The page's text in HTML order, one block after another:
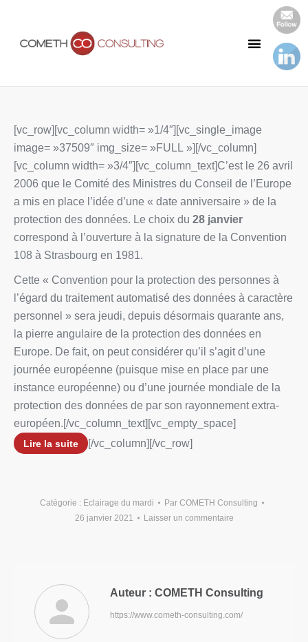
[vc_row][vc_column width= »1/4″][vc_single_image
image= »37509″ img_size= »FULL »][/vc_column]
[vc_column width= »3/4″][vc_column_text]C’est le 26 avril
2006 que le Comité des Ministres du Conseil de l’Europe
a mis en place l’idée d’une « date anniversaire » de la
protection des données. Le choix du 28 janvier
correspond à l’ouverture à la signature de la Convention
108 à Strasbourg en 1981.
Cette « Convention pour la protection des personnes à
l’égard du traitement automatisé des données à caractère
personnel » sera jeudi, depuis désormais quarante ans,
la pierre angulaire de la protection des données en
Europe. De fait, on peut considérer qu’il s’agit d’une
journée européenne (puisque mise en place par une
instance européenne) ou d’une journée mondiale de la
protection des données de par son rayonnement extra-
européen.[/vc_column_text][vc_empty_space]
Lire la suite [/vc_column][/vc_row]
Catégorie : Eclairage du mardi Par COMETH Consulting
26 janvier 2021
Laisser un commentaire
Auteur : COMETH Consulting
https://www.cometh-consulting.com/